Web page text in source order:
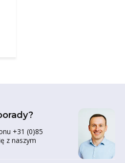
+31 (0)85
z naszym